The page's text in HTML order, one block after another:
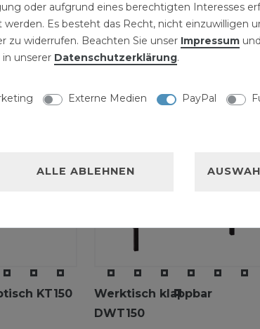
mit 1
Kreuztisch metrisch
475x153mm
199,99 € *
KT150
Werktisch klappbar
DWT150
oder aufgrund eines berechtigten Interesses
Es besteht das Recht, nicht einzuwilligen
zu widerrufen. Beachten Sie unser Impressum
unserer Daten­schutz­erklärung.
Externe Medien PayPal
ALLE ABLEHNEN